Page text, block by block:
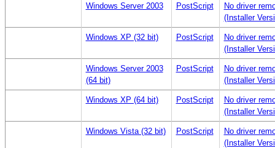
Windows Server 2003 PostScript
No driver
(Installer
Windows XP (32 bit) PostScript
No driver
(Installer
Windows Server 2003
(64 bit)
PostScript
No driver
(Installer
Windows XP (64 bit) PostScript
No driver
(Installer
Windows Vista (32 bit) PostScript
No driver
(Installer